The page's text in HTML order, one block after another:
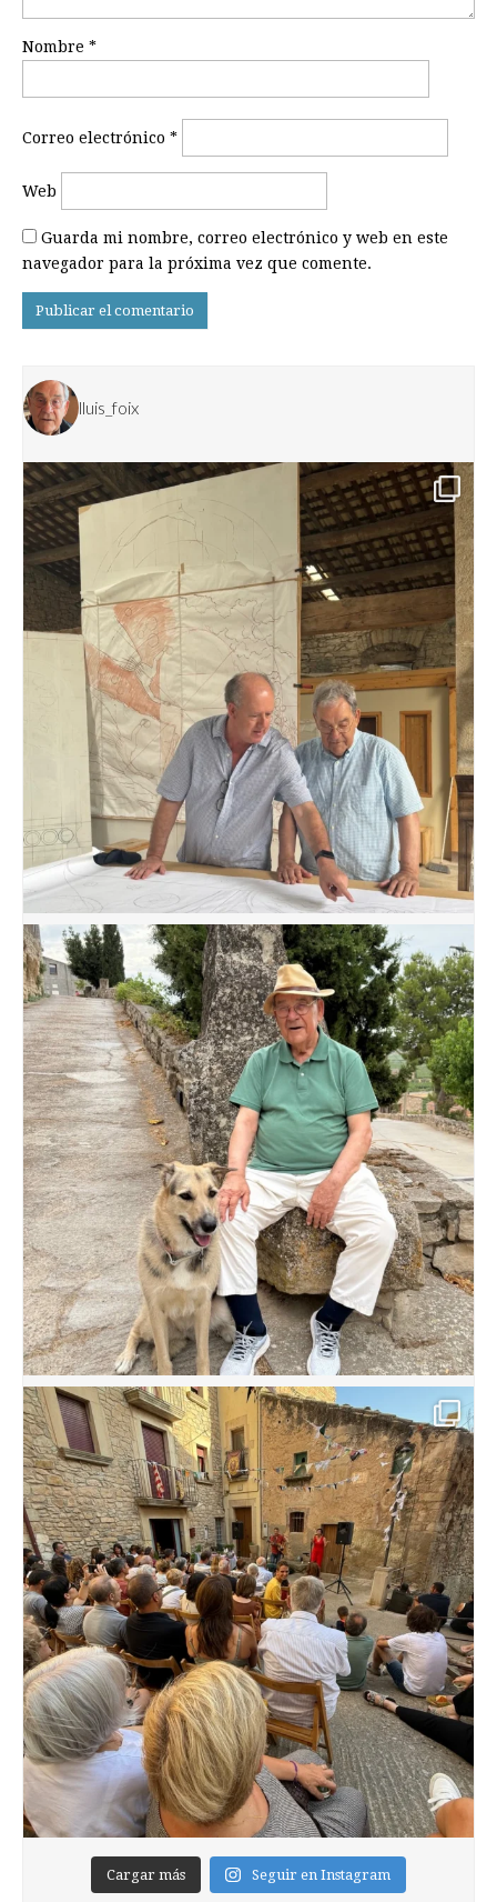
Nombre *
Correo electrónico *
Web
Guarda mi nombre, correo electrónico y web en este
navegador para la próxima vez que comente.
lluis_foix
Cargar más Seguir en Instagram